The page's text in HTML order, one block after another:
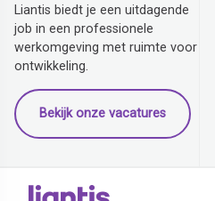
Liantis biedt je een uitdagende
job in een professionele
werkomgeving met ruimte voor
ontwikkeling.
Bekijk onze vacatures